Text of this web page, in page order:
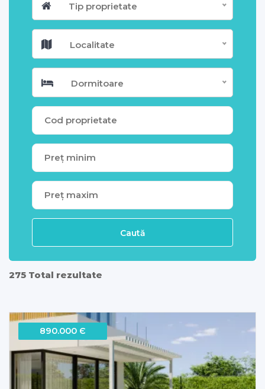
Tip proprietate
Localitate
Dormitoare
Caută
275 Total rezultate
890.000 Є